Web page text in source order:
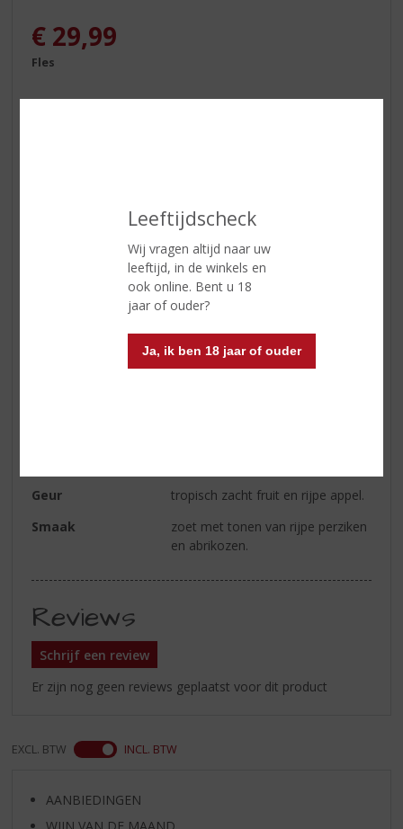
Leeftijdscheck
Wij vragen altijd naar uw
leeftijd, in de winkels en
ook online. Bent u 18
jaar of ouder?
Ja, ik ben 18 jaar of ouder
€ 29,99
Fles
ETIKETINFORMATIE
Land van Herkomst
Frankrijk
Champagne
75 CL
Geur
tropisch zacht fruit en rijpe appel.
Smaak
zoet met tonen van rijpe perziken
en abrikozen.
Reviews
Schrijf een review
Er zijn nog geen reviews geplaatst voor dit product
EXCL. BTW INCL. BTW
AANBIEDINGEN